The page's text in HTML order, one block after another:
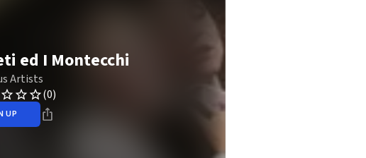
ed I Montecchi
Artists
(0)
UP